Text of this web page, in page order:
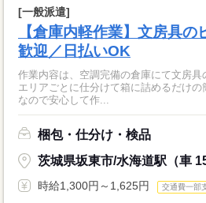
[一般派遣]
【倉庫内軽作業】文房具
歓迎／日払いOK
作業内容は、空調完備の倉庫にて文房具
エリアごとに仕分けて箱に詰めるだけの簡単業務
なので安心して作...
梱包・仕分け・検品
茨城県坂東市/水海道駅（車 15
時給1,300円～1,625円 交通費一部